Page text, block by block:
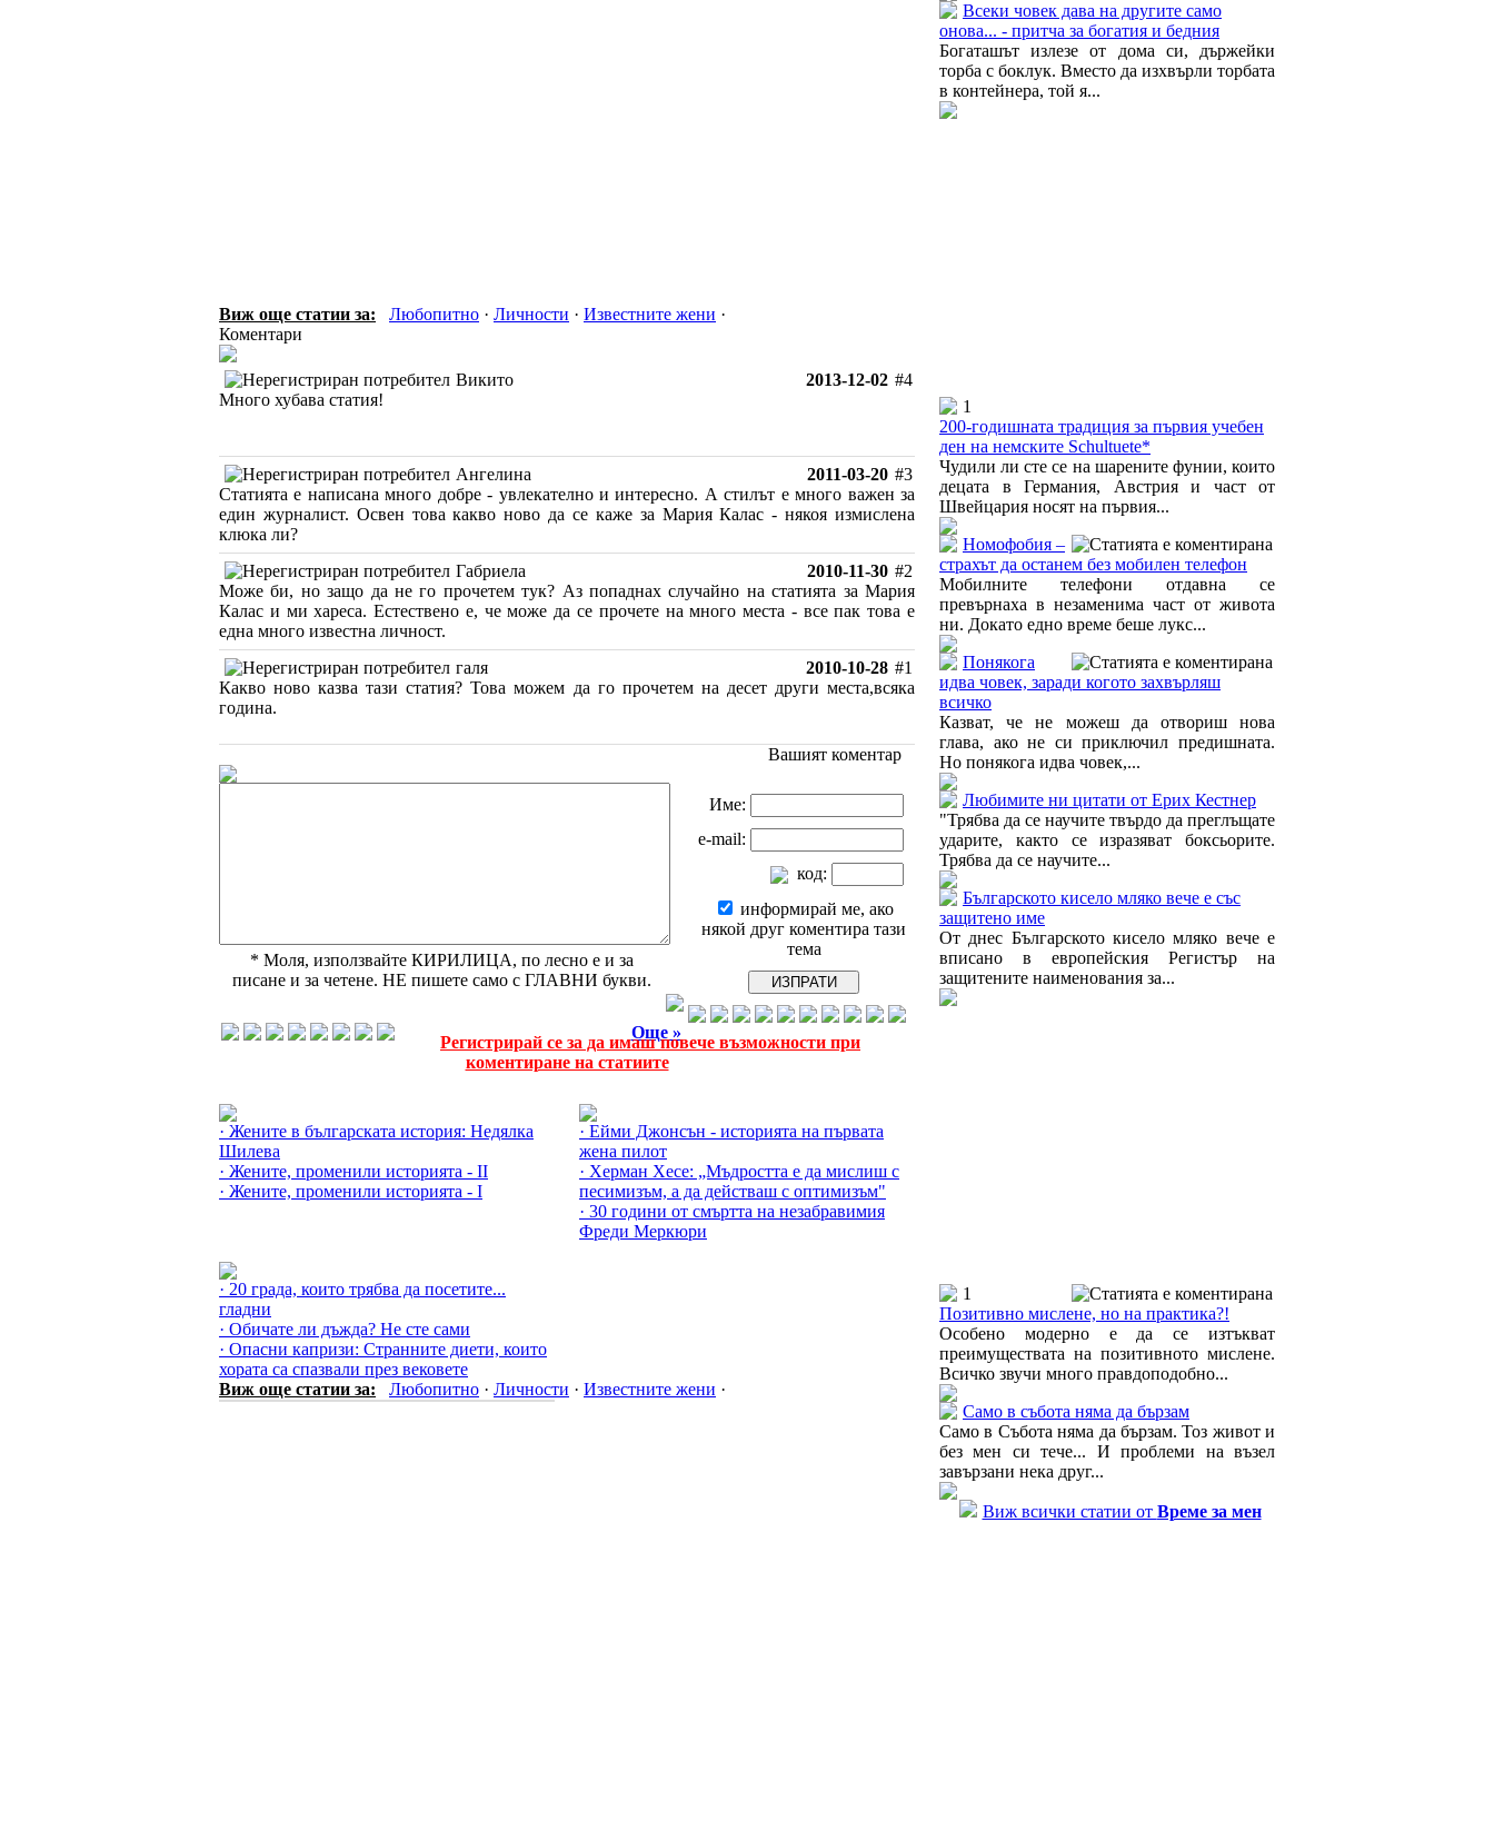
Виж още статии за: Любопитно · Личности · Известните жени ·
Коментари
2013-12-02 #4
Викито
Много хубава статия!
2011-03-20 #3
Ангелина
Статията е написана много добре - увлекателно и интересно. А стилът е много важен за
един журналист. Освен това какво ново да се каже за Мария Калас - някоя измислена
клюка ли?
2010-11-30 #2
Габриела
Може би, но защо да не го прочетем тук? Аз попаднах случайно на статията за Мария
Калас и ми хареса. Естествено е, че може да се прочете на много места - все пак това е
една много известна личност.
2010-10-28 #1
галя
Какво ново казва тази статия? Това можем да го прочетем на десет други места,всяка
година.
Вашият коментар
* Моля, използвайте КИРИЛИЦА, по лесно е и за
писане и за четене. НЕ пишете само с ГЛАВНИ букви.
Име:
e-mail:
код:
информирай ме, ако
някой друг коментира тази
тема
Още »
Регистрирай се за да имаш повече възможности при
коментиране на статиите
· Жените в българската история: Недялка
Шилева
· Жените, променили историята - II
· Жените, променили историята - I
· Ейми Джонсън - историята на първата
жена пилот
· Херман Хесе: „Мъдростта е да мислиш с
песимизъм, а да действаш с оптимизъм"
· 30 години от смъртта на незабравимия
Фреди Меркюри
· 20 града, които трябва да посетите...
гладни
· Обичате ли дъжда? Не сте сами
· Опасни капризи: Странните диети, които
хората са спазвали през вековете
Виж още статии за:
Любопитно · Личности · Известните жени ·
Всеки човек дава на другите само
онова... - притча за богатия и бедния
Богаташът излезе от дома си, държейки
торба с боклук. Вместо да изхвърли торбата
в контейнера, той я...
1
200-годишната традиция за първия учебен
ден на немските Schultuete*
Чудили ли сте се на шарените фунии, които
децата в Германия, Австрия и част от
Швейцария носят на първия...
Номофобия –
страхът да останем без мобилен телефон
Мобилните телефони отдавна се
превърнаха в незаменима част от живота
ни. Докато едно време беше лукс...
Понякога
идва човек, заради когото захвърляш
всичко
Казват, че не можеш да отвориш нова
глава, ако не си приключил предишната.
Но понякога идва човек,...
Любимите ни цитати от Ерих Кестнер
"Трябва да се научите твърдо да преглъщате
ударите, както се изразяват боксьорите.
Трябва да се научите...
Българското кисело мляко вече е със
защитено име
От днес Българското кисело мляко вече е
вписано в европейския Регистър на
защитените наименования за...
1
Позитивно мислене, но на практика?!
Особено модерно е да се изтъкват
преимуществата на позитивното мислене.
Всичко звучи много правдоподобно...
Само в събота няма да бързам
Само в Събота няма да бързам. Тоз живот и
без мен си тече... И проблеми на възел
завързани нека друг...
Виж всички статии от Време за мен